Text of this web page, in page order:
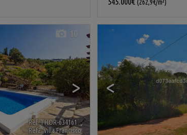
(262,9€/m²)
>
10
Ref. THOR-634161 🔗
Ref2. villa Francisco
<